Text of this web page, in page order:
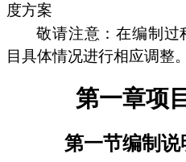
度方案
敬请注意：在编制过
目具体情况进行相应调整。
第一章项
第一节编制